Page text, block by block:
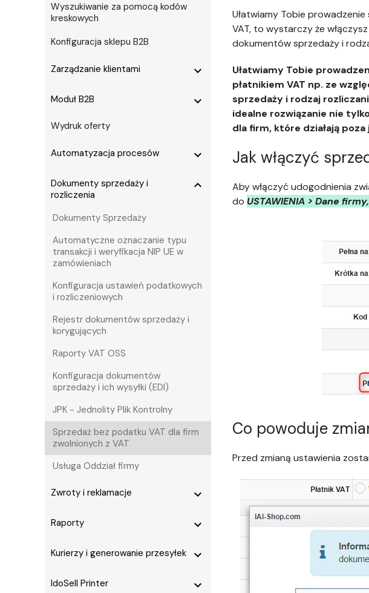
Wyszukiwanie za pomocą kodów
kreskowych
Konfiguracja sklepu B2B
Zarządzanie klientami expand_more
Moduł B2B expand_more
Wydruk oferty
Automatyzacja procesów expand_more
Dokumenty sprzedaży i
rozliczenia
expand_more
Dokumenty Sprzedaży
Automatyczne oznaczanie typu
transakcji i weryfikacja NIP UE w
zamówieniach
Konfiguracja ustawień podatkowych
i rozliczeniowych
Rejestr dokumentów sprzedaży i
korygujących
Raporty VAT OSS
Konfiguracja dokumentów
sprzedaży i ich wysyłki (EDI)
JPK - Jednolity Plik Kontrolny
Sprzedaż bez podatku VAT dla firm
zwolnionych z VAT
Usługa Oddział firmy
Zwroty i reklamacje expand_more
Raporty expand_more
Kurierzy i generowanie przesyłek expand_more
IdoSell Printer expand_more
Ułatwiamy Tobie
VAT, to wystarczy że
dokumentów sprzedaży i
Ułatwiamy Tobie
płatnikiem VAT np. ze
sprzedaży i rodzaj
idealne rozwiązanie nie
dla firm, które działają
Jak włączyć
Aby włączyć udogodnienia
do USTAWIENIA > Dane firmy,
Co powoduje
Przed zmianą ustawienia